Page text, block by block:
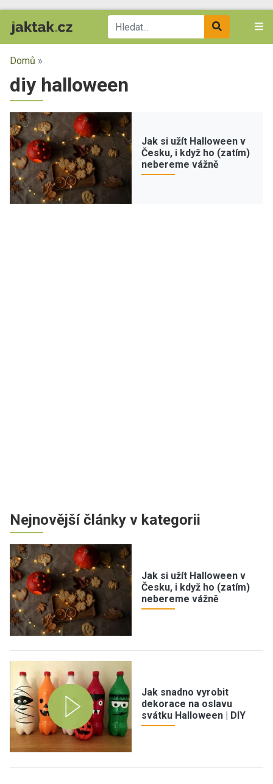
Domů »
diy halloween
Jak si užít Halloween v
Česku, i když ho (zatím)
nebereme vážně
Nejnovější články v kategorii
Jak si užít Halloween v
Česku, i když ho (zatím)
nebereme vážně
Jak snadno vyrobit
dekorace na oslavu
svátku Halloween | DIY